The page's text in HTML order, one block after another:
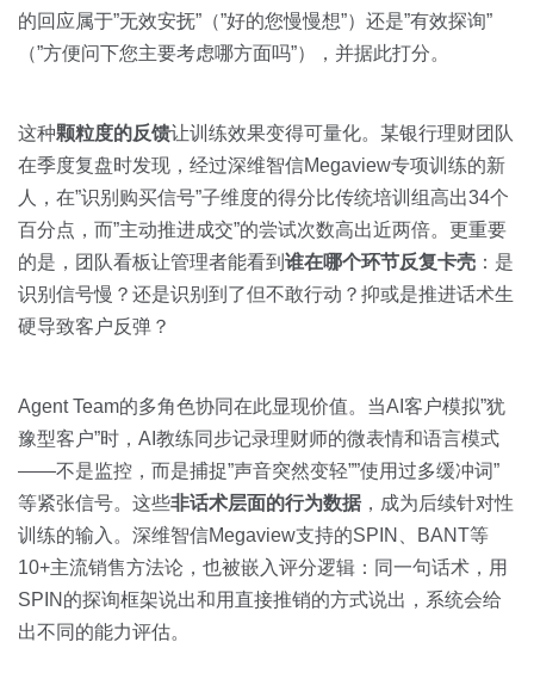
的回应属于”无效安抚”（”好的您慢慢想”）还是”有效探询”
（”方便问下您主要考虑哪方面吗”），并据此打分。
这种颗粒度的反馈让训练效果变得可量化。某银行理财团队
在季度复盘时发现，经过深维智信Megaview专项训练的新
人，在”识别购买信号”子维度的得分比传统培训组高出34个
百分点，而”主动推进成交”的尝试次数高出近两倍。更重要
的是，团队看板让管理者能看到 谁在哪个环节反复卡壳 ：是
识别信号慢？还是识别到了但不敢行动？抑或是推进话术生
硬导致客户反弹？
Agent Team的多角色协同在此显现价值。当AI客户模拟”犹
豫型客户”时，AI教练同步记录理财师的微表情和语言模式
——不是监控，而是捕捉”声音突然变轻””使用过多缓冲词”
等紧张信号。这些非话术层面的行为数据 ，成为后续针对性
训练的输入。深维智信Megaview支持的SPIN、BANT等
10+主流销售方法论，也被嵌入评分逻辑：同一句话术，用
SPIN的探询框架说出和用直接推销的方式说出，系统会给
出不同的能力评估。